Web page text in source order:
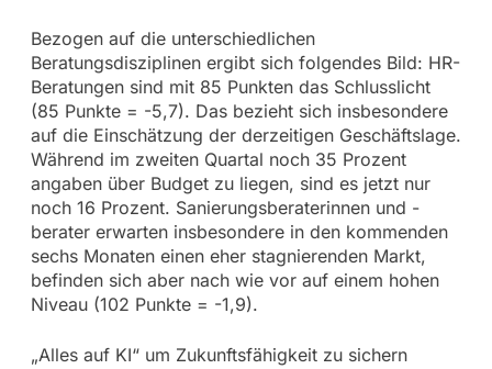
Bezogen auf die unterschiedlichen
Beratungsdisziplinen ergibt sich folgendes Bild: HR-
Beratungen sind mit 85 Punkten das Schlusslicht
(85 Punkte = -5,7). Das bezieht sich insbesondere
auf die Einschätzung der derzeitigen Geschäftslage.
Während im zweiten Quartal noch 35 Prozent
angaben über Budget zu liegen, sind es jetzt nur
noch 16 Prozent. Sanierungsberaterinnen und -
berater erwarten insbesondere in den kommenden
sechs Monaten einen eher stagnierenden Markt,
befinden sich aber nach wie vor auf einem hohen
Niveau (102 Punkte = -1,9).
„Alles auf KI“ um Zukunftsfähigkeit zu sichern